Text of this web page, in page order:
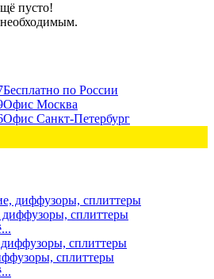
пусто!
Бесплатно по России
Офис Москва
Офис Санкт-Петербург
сплиттеры
сплиттеры